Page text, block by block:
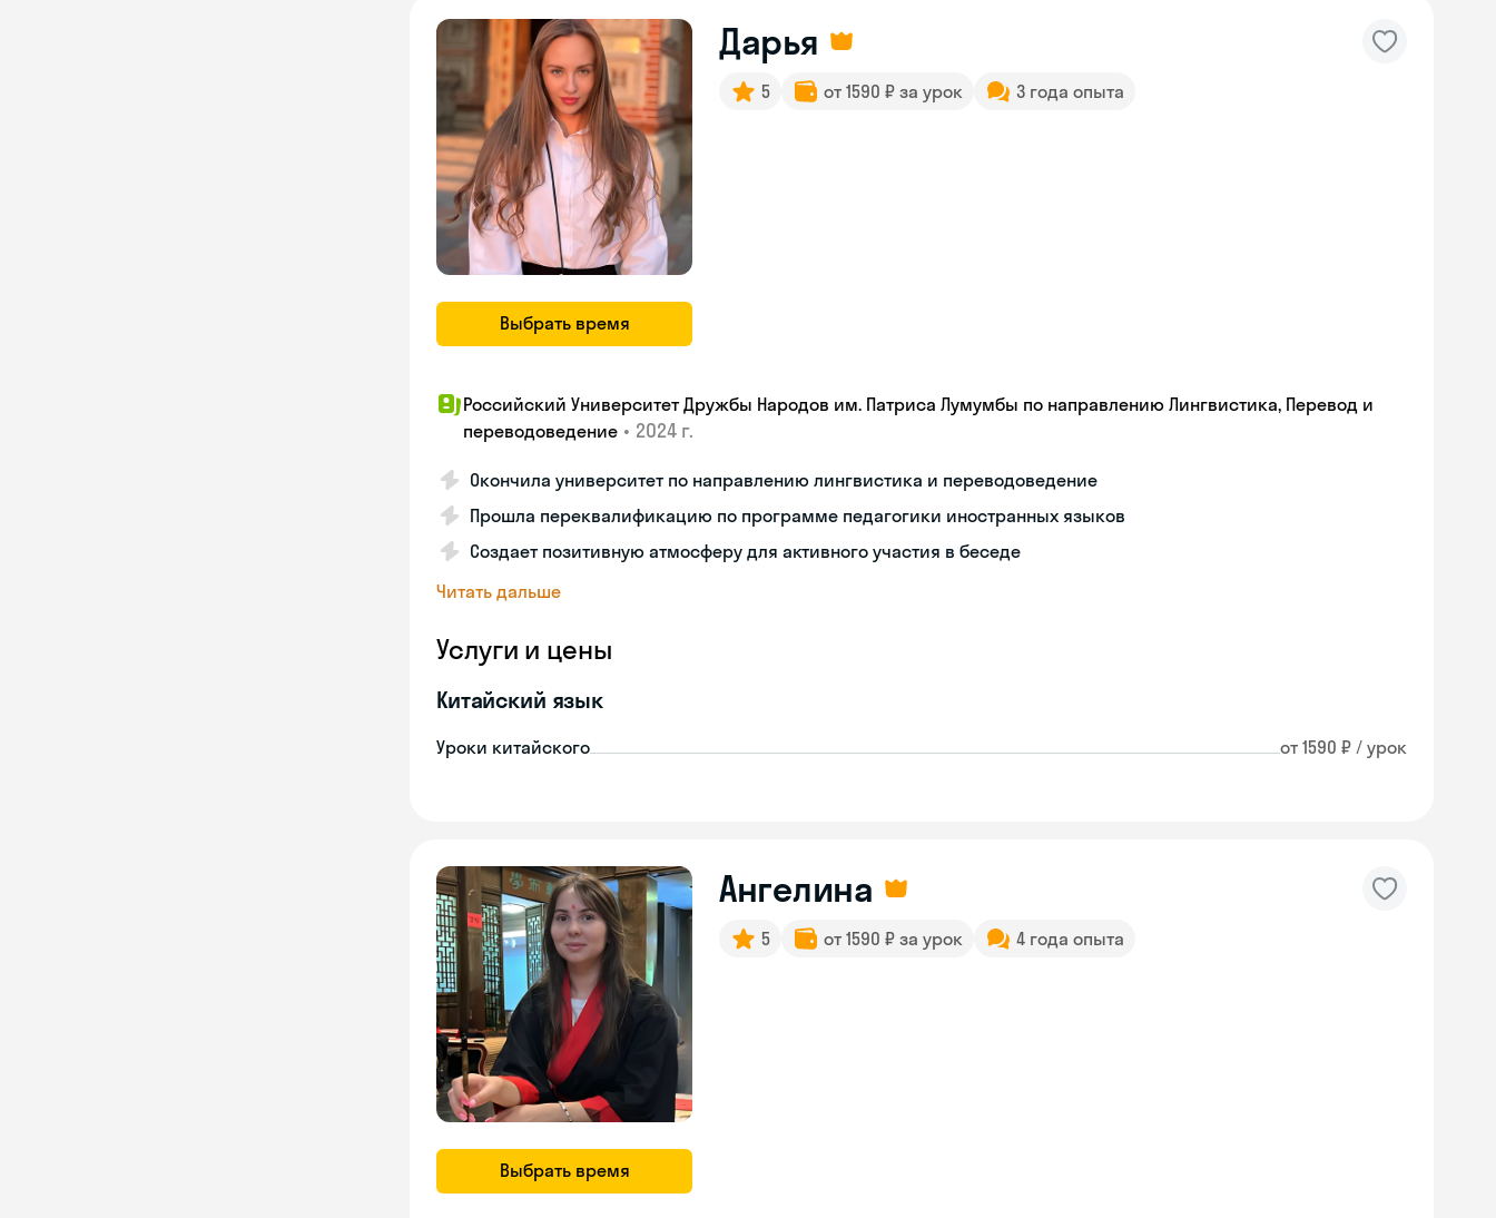
Выбрать время
Дарья
5 от 1590 ₽ за урок 3 года опыта
Российский Университет Дружбы Народов им. Патриса Лумумбы по направлению Лингвистика, Перевод и
переводоведение • 2024 г.
Окончила университет по направлению лингвистика и переводоведение
Прошла переквалификацию по программе педагогики иностранных языков
Создает позитивную атмосферу для активного участия в беседе
Читать дальше
Услуги и цены
Китайский язык
Уроки китайского от 1590 ₽ / урок
Выбрать время
Ангелина
5 от 1590 ₽ за урок 4 года опыта